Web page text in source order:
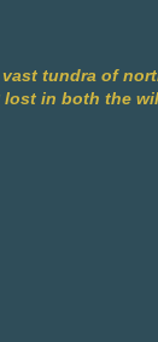
tundra of
in both the